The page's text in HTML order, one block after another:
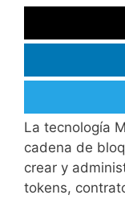
En los
con
juego online,
aceptan
La tecnología
cadena de
crear y
tokens,